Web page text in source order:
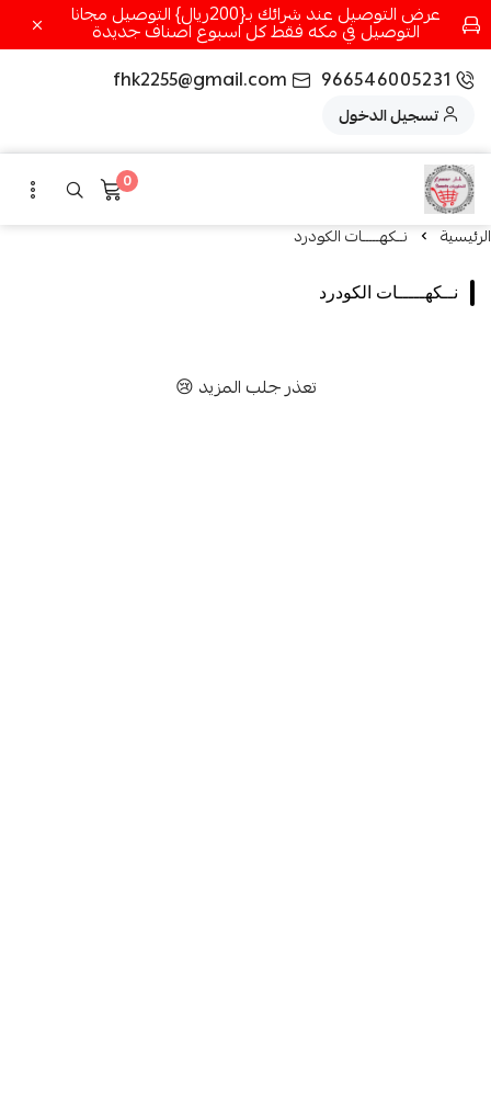
عرض التوصيل عند شرائك بـ{200ريال} التوصيل مجانا
التوصيل في مكه فقط كل اسبوع اصناف جديدة
966546005231
fhk2255@gmail.com
تسجيل الدخول
0
الرئيسية نــكهـــــات الكودرد
نــكهـــــات الكودرد
تعذر جلب المزيد 😢